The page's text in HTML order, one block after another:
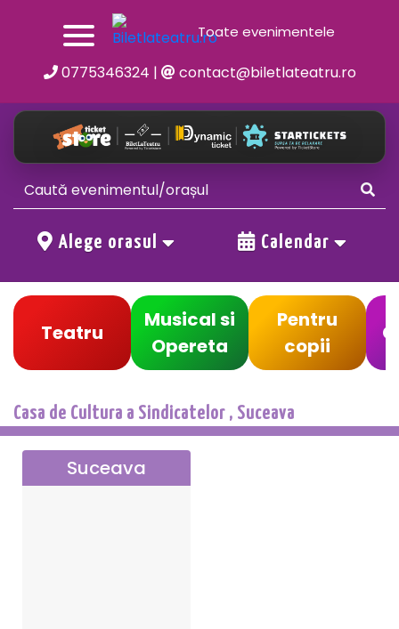
Toate evenimentele
0775346324 | contact@biletlateatru.ro
Alege orasul Calendar
Teatru
Musical si
Opereta
Pentru
copii
Casa de Cultura a Sindicatelor , Suceava
Suceava